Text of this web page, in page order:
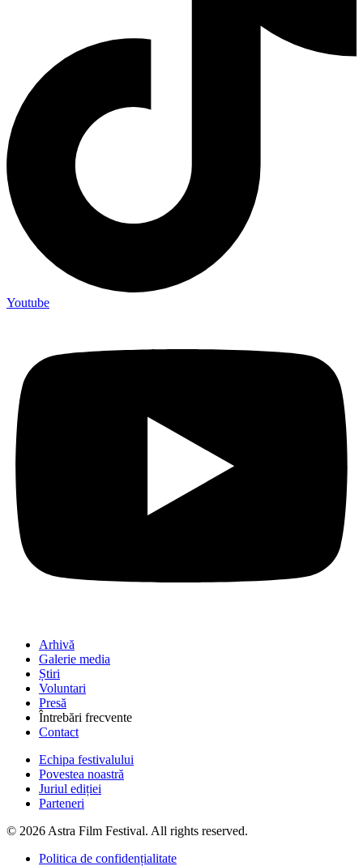
Youtube
Arhivă
Galerie media
Știri
Voluntari
Presă
Întrebări frecvente
Contact
Echipa festivalului
Povestea noastră
Juriul ediției
Parteneri
© 2026 Astra Film Festival. All rights reserved.
Politica de confidențialitate